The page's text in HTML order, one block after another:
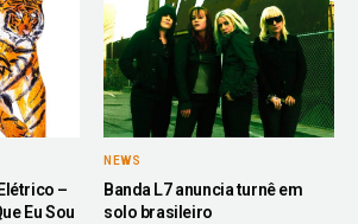
–
Eu Sou
NEWS
Banda L7 anuncia turnê em
solo brasileiro